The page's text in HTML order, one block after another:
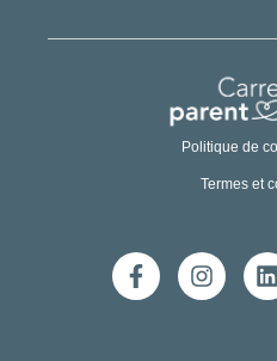
Politique de
Termes et